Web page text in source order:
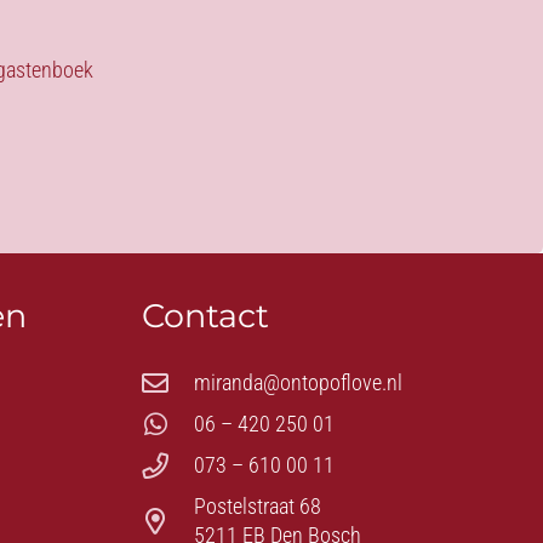
Contact
miranda@ontopoflove.nl
06 – 420 250 01
073 – 610 00 11
Postelstraat 68
5211 EB Den Bosch